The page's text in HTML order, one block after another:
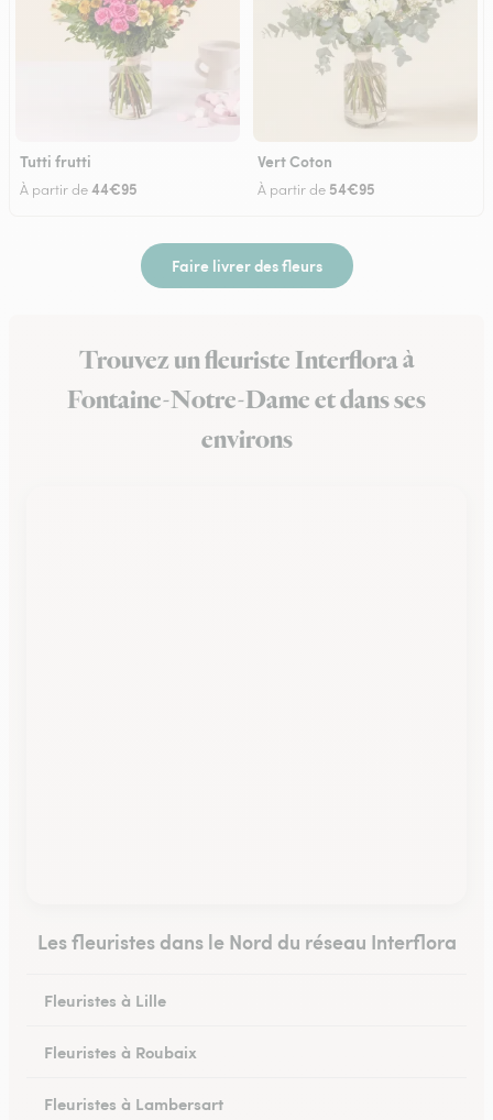
Tutti frutti
À partir de44€95
Vert Coton
À partir de 54€95
Faire livrer des fleurs
Trouvez un fleuriste Interflora à
Fontaine-Notre-Dame et dans ses
environs
Les fleuristes dans le Nord du réseau Interflora
Fleuristes à Lille
Fleuristes à Roubaix
Fleuristes à Lambersart